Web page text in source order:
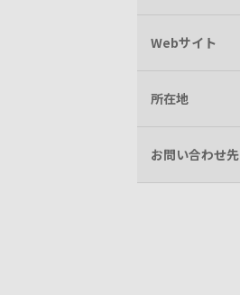
Webサイト
所在地
お問い合わせ先